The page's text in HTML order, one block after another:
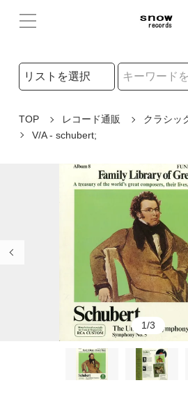
検索リストの選択
TOP レコード通販
クラシッ
V/A - schubert;
1/3